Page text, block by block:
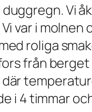
Vi
var i molnen
roliga
från
i 4 timmar